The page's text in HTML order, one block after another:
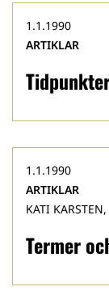
1.1.1990
ARTIKLAR
Termer
1.1.1990
ARTIKLAR
KATI